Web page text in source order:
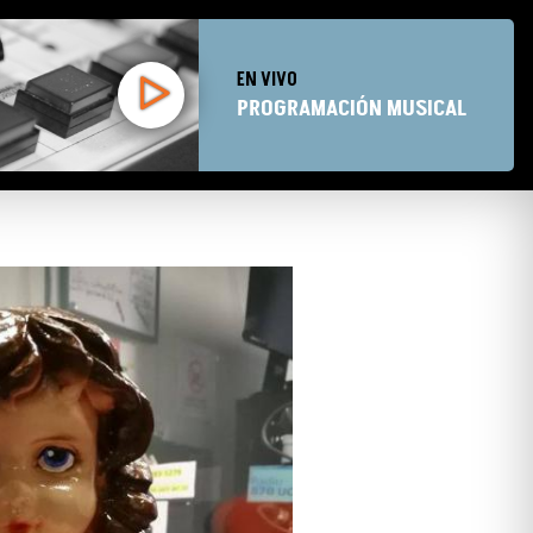
EN VIVO
PROGRAMACIÓN MUSICAL